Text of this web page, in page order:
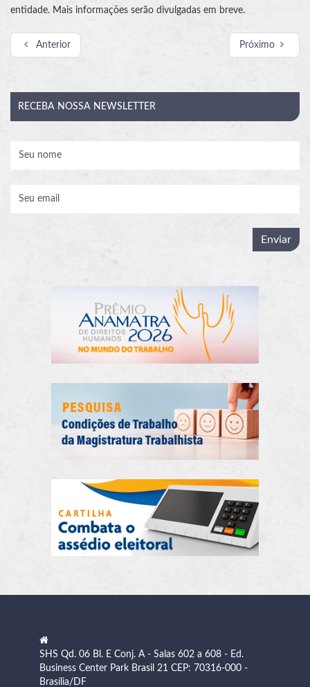
entidade. Mais informações serão divulgadas em breve.
Anterior Próximo
RECEBA NOSSA NEWSLETTER
SHS Qd. 06 Bl. E Conj. A - Salas 602 a 608 - Ed.
Business Center Park Brasil 21 CEP: 70316-000 -
Brasília/DF